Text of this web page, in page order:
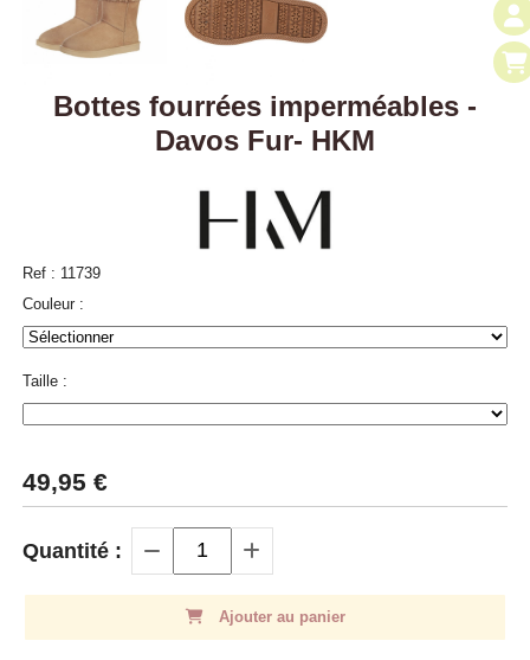
Bottes fourrées imperméables -
Davos Fur- HKM
Ref : 11739
Couleur :
Taille :
49,95 €
Quantité :
Ajouter au panier